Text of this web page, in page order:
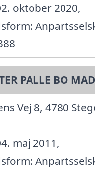
oktober 2020,
PALLE BO
Vej 8, 4780
maj 2011,